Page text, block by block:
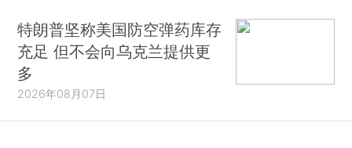
特朗普坚称美国防空弹药库存
充足 但不会向乌克兰提供更
多
2026年08月07日